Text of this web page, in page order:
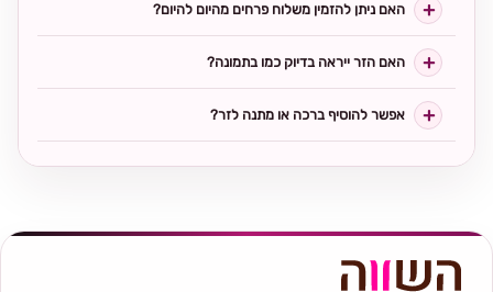
האם ניתן להזמין משלוח פרחים מהיום להיום?
האם הזר ייראה בדיוק כמו בתמונה?
אפשר להוסיף ברכה או מתנה לזר?